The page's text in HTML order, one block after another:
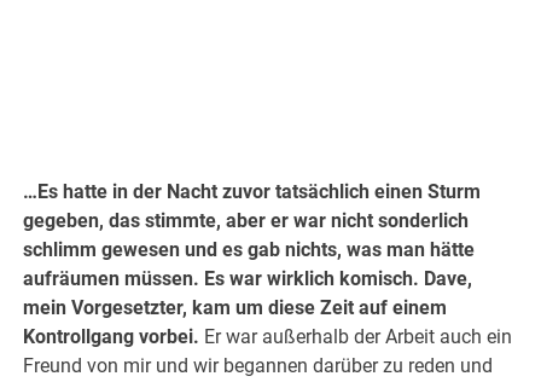
…Es hatte in der Nacht zuvor tatsächlich einen Sturm
gegeben, das stimmte, aber er war nicht sonderlich
schlimm gewesen und es gab nichts, was man hätte
aufräumen müssen. Es war wirklich komisch. Dave,
mein Vorgesetzter, kam um diese Zeit auf einem
Kontrollgang vorbei. Er war außerhalb der Arbeit auch ein
Freund von mir und wir begannen darüber zu reden und